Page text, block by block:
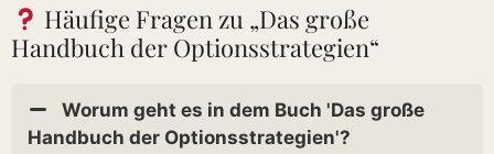
Häufige Fragen zu „Das große
Handbuch der Optionsstrategien“
Worum geht es in dem Buch 'Das große
Handbuch der Optionsstrategien'?